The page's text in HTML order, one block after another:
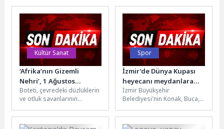
maddesi karara bağlandı.
Toplantıda 5 kiralama
ihalesi gerçekleştirilirken,...
kapsamında İzmit
Körfezi’nde 6 hatta günlük
toplam...
Kültür Sanat
‘Afrika’nın Gizemli
Nehri’, 1 Ağustos
Cumartesi Saat 20.00’de
National Geographic
WILD Ekranlarında
Boteti, çevredeki düzlüklerin
ve otluk savanlarının
nehridir. Burada yaşayan
fillerin, aslanların,...
Spor
İzmir’de Dünya Kupası
heyecanı meydanlara
taştı
İzmir Büyükşehir
Belediyesi'nin Konak, Buca,
kurduğu dev ekranlarda bir
araya gelen yurttaşlar,...